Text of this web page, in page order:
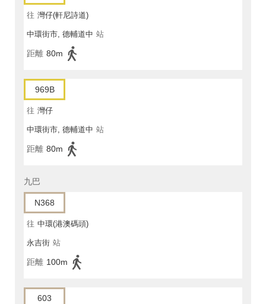
往 灣仔(軒尼詩道)
中環街市, 德輔道中 站
距離 80m
969B
往 灣仔
中環街市, 德輔道中 站
距離 80m
九巴
N368
往 中環(港澳碼頭)
永吉街 站
距離 100m
603